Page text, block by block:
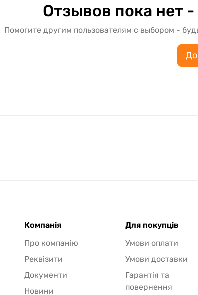
Отзывов пока нет
Помогите другим пользователям с выбором -
Компанія
Про компанію
Реквізити
Документи
Новини
Для покупців
Умови оплати
Умови доставки
Гарантія та
повернення